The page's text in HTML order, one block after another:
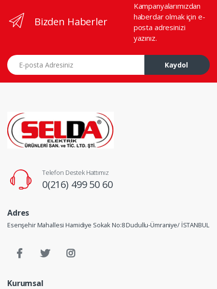
Bizden Haberler
Kampanyalarımızdan
haberdar olmak için e-
posta adresinizi
yazınız.
E-posta Adresiniz
Kaydol
Telefon Destek Hattımız
0(216) 499 50 60
Adres
Esenşehir Mahallesi Hamidiye Sokak No:8 Dudullu-Ümraniye/ İSTANBUL
Kurumsal